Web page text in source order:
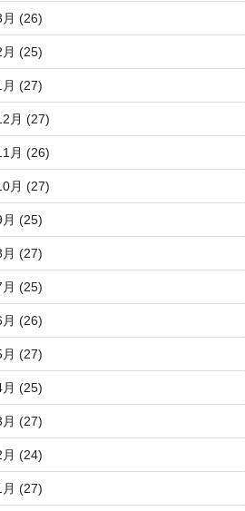
(26)
(25)
(27)
月 (27)
月 (26)
月 (27)
(25)
(27)
(25)
(26)
(27)
(25)
(27)
(24)
(27)